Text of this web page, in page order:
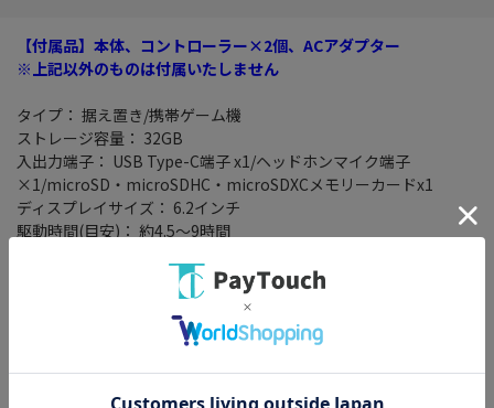
【付属品】本体、コントローラー×2個、ACアダプター
※上記以外のものは付属いたしません
タイプ： 据え置き/携帯ゲーム機
ストレージ容量： 32GB
入出力端子： USB Type-C端子 x1/ヘッドホンマイク端子
×1/microSD・microSDHC・microSDXCメモリーカードx1
ディスプレイサイズ： 6.2インチ
駆動時間(目安)： 約4.5～9時間
サイズ： 縦102mm×横239mm×厚さ13.9mm(Joy-Con取り付
け時)※最大の厚さは28.4mm
重量： 約297g(Joy-Con取り付け時 約398g)